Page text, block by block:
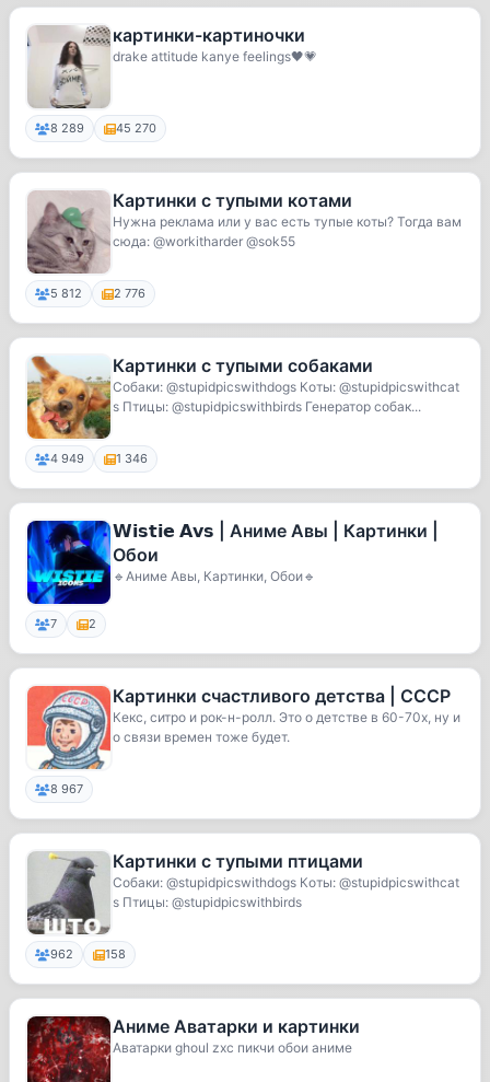
картинки-картиночки
drake attitude kanye feelings🖤💗
8 289 45 270
Картинки с тупыми котами
Нужна реклама или у вас есть тупые коты? Тогда вам
сюда: @workitharder @sok55
5 812 2 776
Картинки с тупыми собаками
Собаки: @stupidpicswithdogs Коты: @stupidpicswithcat
s Птицы: @stupidpicswithbirds Генератор собак...
4 949 1 346
𝗪𝗶𝘀𝘁𝗶𝗲 𝗔𝘃𝘀 | Аниме Авы | Картинки |
Обои
🔹Аниме Авы, Картинки, Обои🔹
7 2
Картинки счастливого детства | СССР
Кекс, ситро и рок-н-ролл. Это о детстве в 60-70х, ну и
о связи времен тоже будет.
8 967
Картинки с тупыми птицами
Собаки: @stupidpicswithdogs Коты: @stupidpicswithcat
s Птицы: @stupidpicswithbirds
962 158
Аниме Аватарки и картинки
Аватарки ghoul zxc пикчи обои аниме